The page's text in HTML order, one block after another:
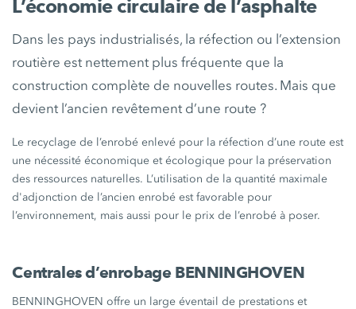
L’économie circulaire de l’asphalte
Dans les pays industrialisés, la réfection ou l’extension
routière est nettement plus fréquente que la
construction complète de nouvelles routes. Mais que
devient l’ancien revêtement d’une route ?
Le recyclage de l’enrobé enlevé pour la réfection d’une route est
une nécessité économique et écologique pour la préservation
des ressources naturelles. L’utilisation de la quantité maximale
d'adjonction de l’ancien enrobé est favorable pour
l’environnement, mais aussi pour le prix de l’enrobé à poser.
Centrales d’enrobage BENNINGHOVEN
BENNINGHOVEN offre un large éventail de prestations et